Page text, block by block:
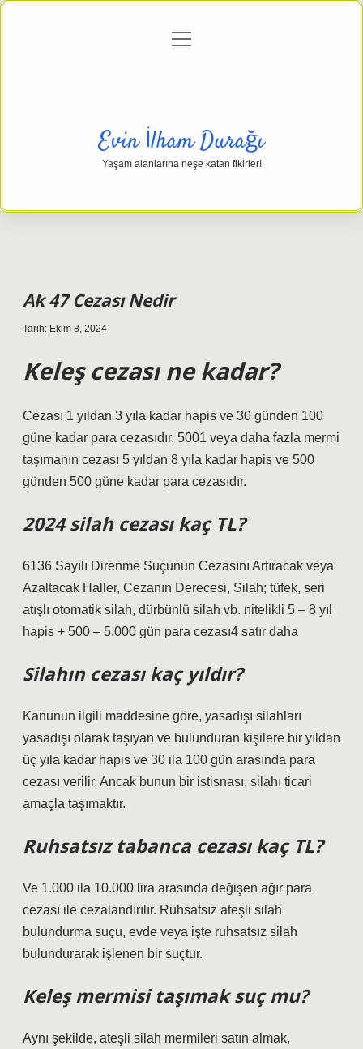
Gizlilik Politikası
menüyü
Evin İlham Durağı
Yaşam alanlarına neşe katan fikirler!
Ak 47 Cezası Nedir
Tarih: Ekim 8, 2024
Keleş cezası ne kadar?
Cezası 1 yıldan 3 yıla kadar hapis ve 30 günden 100
güne kadar para cezasıdır. 5001 veya daha fazla mermi
taşımanın cezası 5 yıldan 8 yıla kadar hapis ve 500
günden 500 güne kadar para cezasıdır.
2024 silah cezası kaç TL?
6136 Sayılı Direnme Suçunun Cezasını Artıracak veya
Azaltacak Haller, Cezanın Derecesi, Silah; tüfek, seri
atışlı otomatik silah, dürbünlü silah vb. nitelikli 5 – 8 yıl
hapis + 500 – 5.000 gün para cezası4 satır daha
Silahın cezası kaç yıldır?
Kanunun ilgili maddesine göre, yasadışı silahları
yasadışı olarak taşıyan ve bulunduran kişilere bir yıldan
üç yıla kadar hapis ve 30 ila 100 gün arasında para
cezası verilir. Ancak bunun bir istisnası, silahı ticari
amaçla taşımaktır.
Ruhsatsız tabanca cezası kaç TL?
Ve 1.000 ila 10.000 lira arasında değişen ağır para
cezası ile cezalandırılır. Ruhsatsız ateşli silah
bulundurma suçu, evde veya işte ruhsatsız silah
bulundurarak işlenen bir suçtur.
Keleş mermisi taşımak suç mu?
Aynı şekilde, ateşli silah mermileri satın almak,